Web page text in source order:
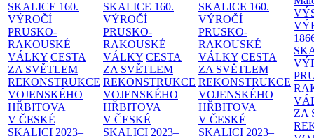
SKALICE 160.
VÝROČÍ
PRUSKO-
RAKOUSKÉ
VÁLKY CESTA
ZA SVĚTLEM
REKONSTRUKCE
VOJENSKÉHO
HŘBITOVA
V ČESKÉ
SKALICI 2023–
SKALICE 160.
VÝROČÍ
PRUSKO-
RAKOUSKÉ
VÁLKY CESTA
ZA SVĚTLEM
REKONSTRUKCE
VOJENSKÉHO
HŘBITOVA
V ČESKÉ
SKALICI 2023–
SKALICE 160.
VÝROČÍ
PRUSKO-
RAKOUSKÉ
VÁLKY CESTA
ZA SVĚTLEM
REKONSTRUKCE
VOJENSKÉHO
HŘBITOVA
V ČESKÉ
SKALICI 2023–
ZA